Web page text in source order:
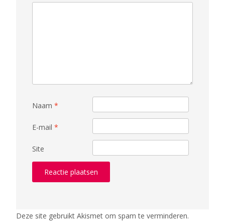
Naam *
E-mail *
Site
Deze site gebruikt Akismet om spam te verminderen.